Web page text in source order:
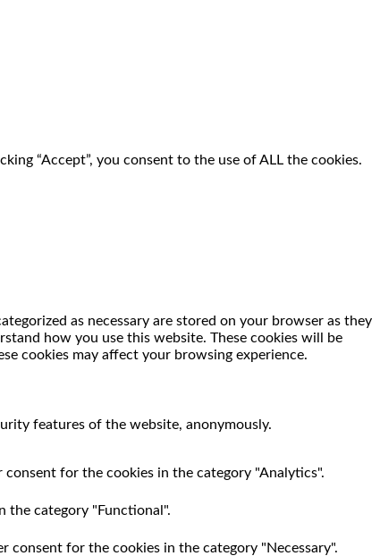
“Accept”, you consent to the use of ALL the cookies.
as necessary are stored on your browser as they
how you use this website. These cookies will be
cookies may affect your browsing experience.
features of the website, anonymously.
for the cookies in the category "Analytics".
the category "Functional".
consent for the cookies in the category "Necessary".